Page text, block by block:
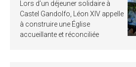
Lors d’un déjeuner solidaire à
Castel Gandolfo, Léon XIV appelle
à construire une Église
accueillante et réconciliée